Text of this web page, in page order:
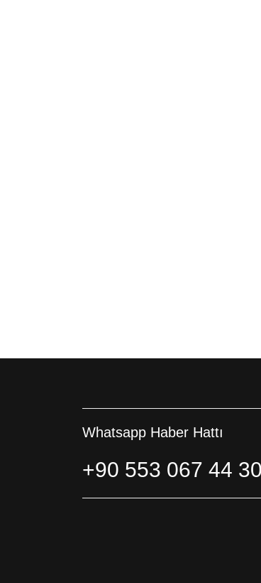
Whatsapp Haber Hattı
+90 553 067 44 30